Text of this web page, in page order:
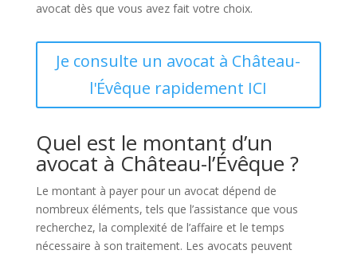
avocat dès que vous avez fait votre choix.
Je consulte un avocat à Château-
l'Évêque rapidement ICI
Quel est le montant d’un
avocat à Château-l’Évêque ?
Le montant à payer pour un avocat dépend de
nombreux éléments, tels que l’assistance que vous
recherchez, la complexité de l’affaire et le temps
nécessaire à son traitement. Les avocats peuvent